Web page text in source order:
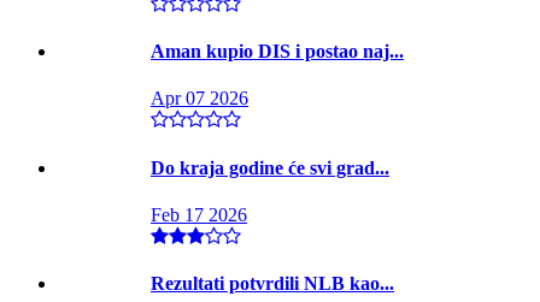
Aman kupio DIS i postao naj...
Apr 07 2026
Do kraja godine će svi grad...
Feb 17 2026
Rezultati potvrdili NLB kao...